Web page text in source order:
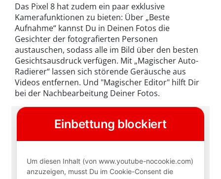
Das Pixel 8 hat zudem ein paar exklusive
Kamerafunktionen zu bieten: Über „Beste
Aufnahme“ kannst Du in Deinen Fotos die
Gesichter der fotografierten Personen
austauschen, sodass alle im Bild über den besten
Gesichtsausdruck verfügen. Mit „Magischer Auto-
Radierer“ lassen sich störende Geräusche aus
Videos entfernen. Und "Magischer Editor" hilft Dir
bei der Nachbearbeitung Deiner Fotos.